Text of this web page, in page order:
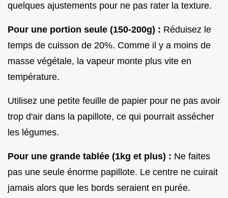
quelques ajustements pour ne pas rater la texture.
Pour une portion seule (150-200g) : Réduisez le
temps de cuisson de 20%. Comme il y a moins de
masse végétale, la vapeur monte plus vite en
température.
Utilisez une petite feuille de papier pour ne pas avoir
trop d'air dans la papillote, ce qui pourrait assécher
les légumes.
Pour une grande tablée (1kg et plus) : Ne faites
pas une seule énorme papillote. Le centre ne cuirait
jamais alors que les bords seraient en purée.